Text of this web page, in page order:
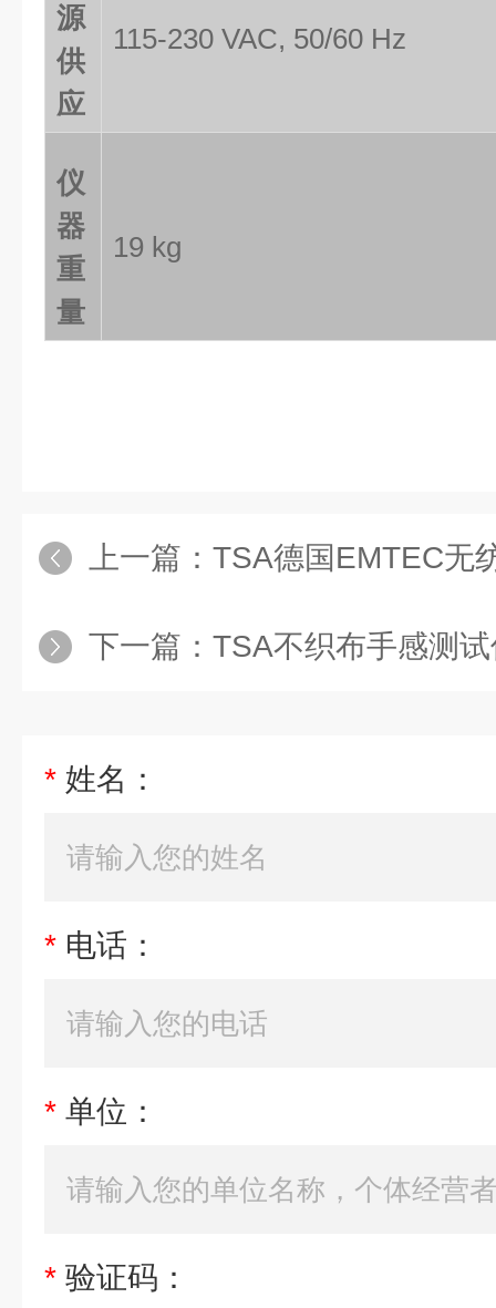
源
供
应
115-230 VAC, 50/60 Hz
仪
器
重
量
19 kg
上一篇： TSA德国EMTEC无纺布手
下一篇： TSA不织布手感测
* 姓名：
* 电话：
* 单位：
* 验证码：